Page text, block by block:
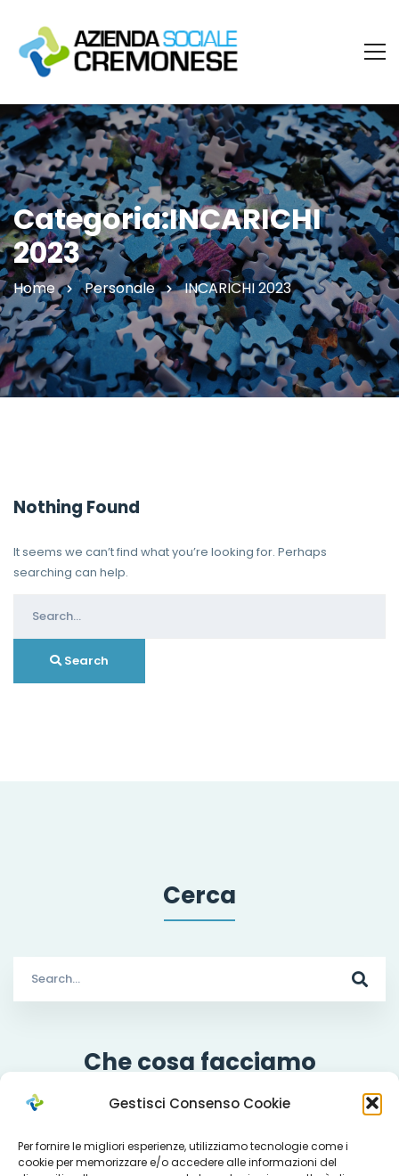
Gestisci Consenso Cookie
Per fornire le migliori esperienze, utilizziamo tecnologie come i
cookie per memorizzare e/o accedere alle informazioni del
Categoria:INCARICHI
2023
Home Personale INCARICHI 2023
Nothing Found
It seems we can’t find what you’re looking for. Perhaps
searching can help.
for:
Search
Cerca
for:
Che cosa facciamo
Servizi